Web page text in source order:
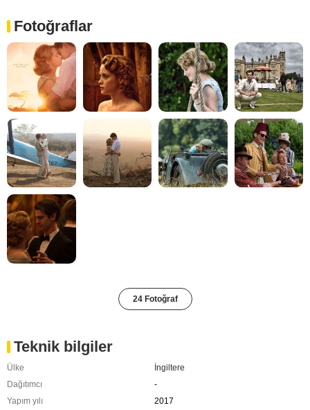
Fotoğraflar
24 Fotoğraf
Teknik bilgiler
Ülke
İngiltere
Dağıtımcı
-
Yapım yılı
2017